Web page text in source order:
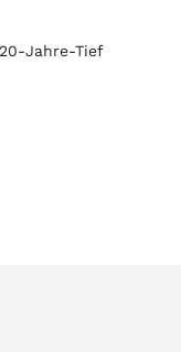
Jahre-Tief